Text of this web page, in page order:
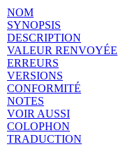
NOM
SYNOPSIS
DESCRIPTION
VALEUR RENVOYÉE
ERREURS
VERSIONS
CONFORMITÉ
NOTES
VOIR AUSSI
COLOPHON
TRADUCTION